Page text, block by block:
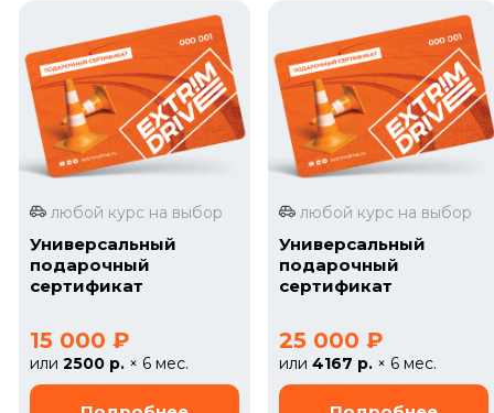
любой курс на выбор
Универсальный
подарочный
сертификат
15 000 ₽
или2500 р. × 6 мес.
любой курс на выбор
Универсальный
подарочный
сертификат
25 000 ₽
или4167 р. × 6 мес.